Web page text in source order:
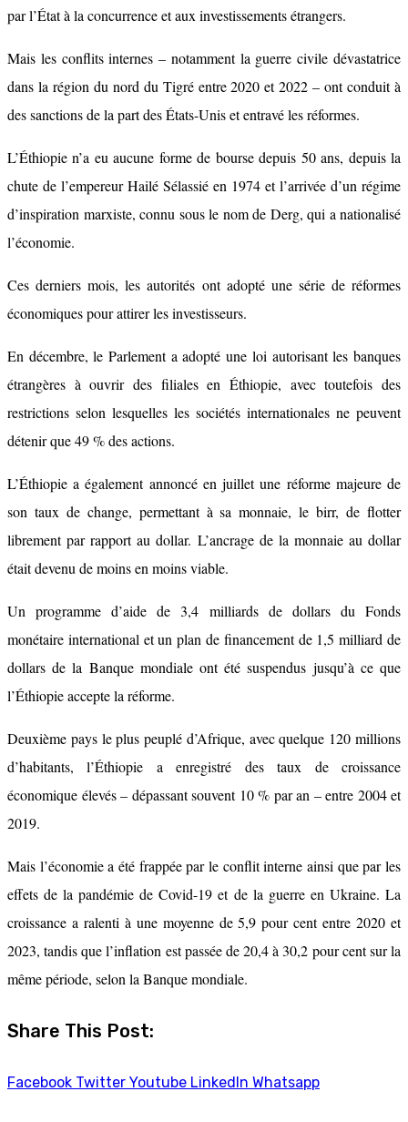
par l’État à la concurrence et aux investissements étrangers.
Mais les conflits internes – notamment la guerre civile dévastatrice
dans la région du nord du Tigré entre 2020 et 2022 – ont conduit à
des sanctions de la part des États-Unis et entravé les réformes.
L’Éthiopie n’a eu aucune forme de bourse depuis 50 ans, depuis la
chute de l’empereur Hailé Sélassié en 1974 et l’arrivée d’un régime
d’inspiration marxiste, connu sous le nom de Derg, qui a nationalisé
l’économie.
Ces derniers mois, les autorités ont adopté une série de réformes
économiques pour attirer les investisseurs.
En décembre, le Parlement a adopté une loi autorisant les banques
étrangères à ouvrir des filiales en Éthiopie, avec toutefois des
restrictions selon lesquelles les sociétés internationales ne peuvent
détenir que 49 % des actions.
L’Éthiopie a également annoncé en juillet une réforme majeure de
son taux de change, permettant à sa monnaie, le birr, de flotter
librement par rapport au dollar. L’ancrage de la monnaie au dollar
était devenu de moins en moins viable.
Un programme d’aide de 3,4 milliards de dollars du Fonds
monétaire international et un plan de financement de 1,5 milliard de
dollars de la Banque mondiale ont été suspendus jusqu’à ce que
l’Éthiopie accepte la réforme.
Deuxième pays le plus peuplé d’Afrique, avec quelque 120 millions
d’habitants, l’Éthiopie a enregistré des taux de croissance
économique élevés – dépassant souvent 10 % par an – entre 2004 et
2019.
Mais l’économie a été frappée par le conflit interne ainsi que par les
effets de la pandémie de Covid-19 et de la guerre en Ukraine. La
croissance a ralenti à une moyenne de 5,9 pour cent entre 2020 et
2023, tandis que l’inflation est passée de 20,4 à 30,2 pour cent sur la
même période, selon la Banque mondiale.
Share This Post:
Facebook Twitter Youtube LinkedIn Whatsapp